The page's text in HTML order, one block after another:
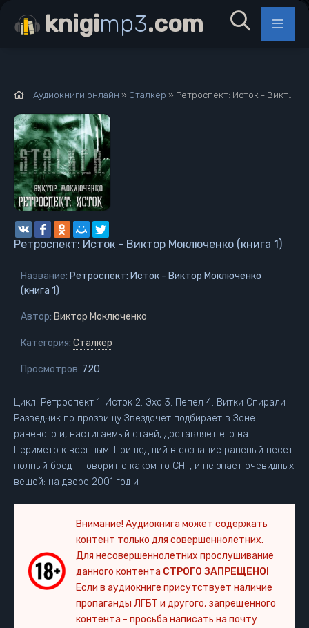
Аудиокниги онлайн » Сталкер » Ретроспект: Исток - Виктор Моключенко (книга 1)
Ретроспект: Исток - Виктор Моключенко (книга 1)
Название: Ретроспект: Исток - Виктор Моключенко
(книга 1)
Автор: Виктор Моключенко
Категория: Сталкер
Просмотров: 720
Цикл: Ретроспект 1. Исток 2. Эхо 3. Пепел 4. Витки Спирали
Разведчик по прозвищу Звездочет подбирает в Зоне
раненого и, настигаемый стаей, доставляет его на
Периметр к военным. Пришедший в сознание раненый несет
полный бред - говорит о каком то СНГ, и не знает очевидных
вещей: на дворе 2001 год и
Внимание! Аудиокнига может содержать
контент только для совершеннолетних.
Для несовершеннолетних прослушивание
данного контента СТРОГО ЗАПРЕЩЕНО!
Если в аудиокниге присутствует наличие
пропаганды ЛГБТ и другого, запрещенного
контента - просьба написать на почту
knigimp3.com